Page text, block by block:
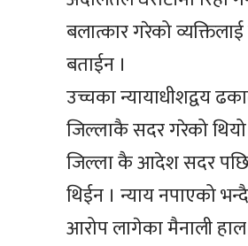
बलात्कार गरेको
बताईन ।
उच्चका न्यायाधीशद्वय
जिल्लाकै सदर गरेको
जिल्ला कै आदेश सदर
थिईन । न्याय नपाएको
आरोप लागेका मैनाली हाल